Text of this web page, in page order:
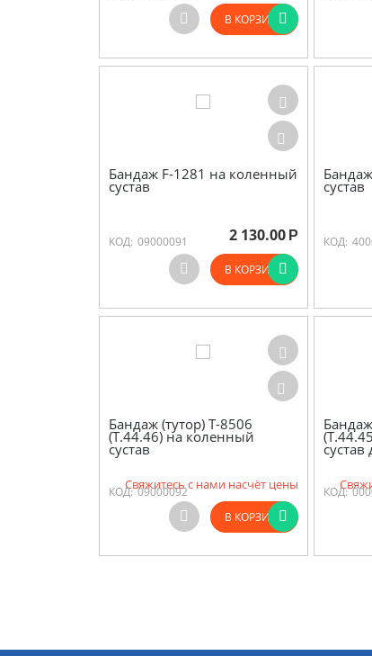
В КОРЗИНУ
Бандаж F-1281 на коленный
сустав
КОД: 09000091 2 130.00 Р
В КОРЗИНУ
сустав
КОД:
Бандаж (тутор) Т-8506
(Т.44.46) на коленный
сустав
КОД: 09000092
Свяжитесь с нами насчёт цены
В КОРЗИНУ
сустав
КОД: